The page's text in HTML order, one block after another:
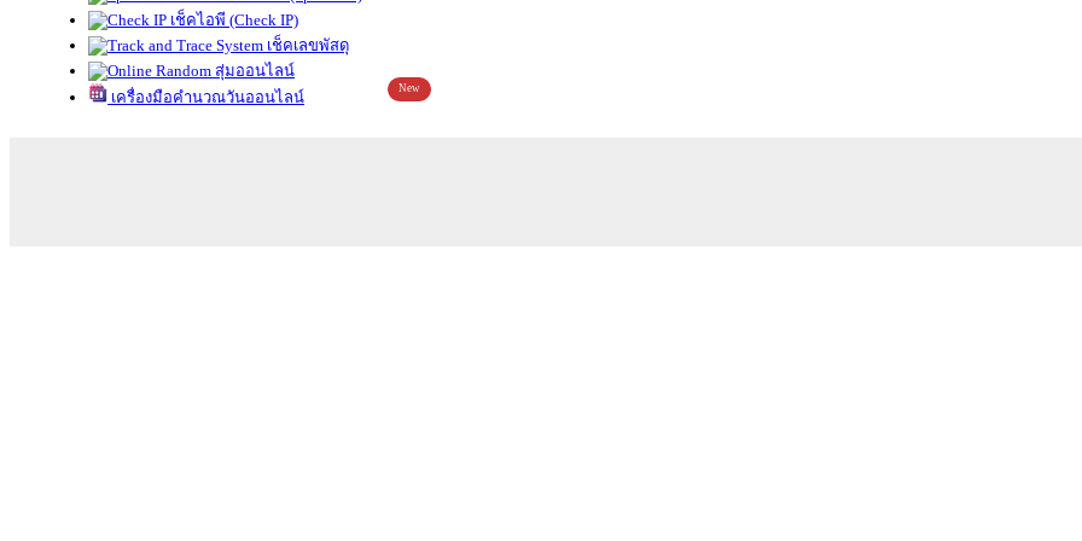
เช็คไอพี (Check IP)
เช็คเลขพัสดุ
สุ่มออนไลน์
เครื่องมือคำนวณวันออนไลน์
New